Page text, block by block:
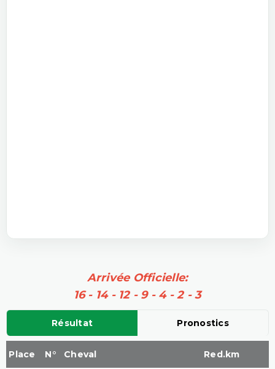
Arrivée Officielle:
16 - 14 - 12 - 9 - 4 - 2 - 3
Résultat Pronostics
Place N° Cheval Red.km